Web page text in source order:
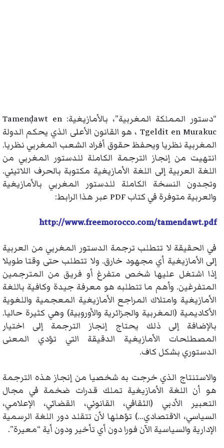
“دستور المملكة المغربية”، بالأمازيغية: Tamenḍawt en
Tgeldit en Murakuc ، هو القانون الأعلى الذي يحكم الدولة
المغربية نظريا ويحفظ حقوق أفراد الشعب المغربي نظريا.
انتهيت من إنجاز الترجمة الكاملة للدستور المغربي من
اللغة العربية إلى اللغة الأمازيغية مكتوبة بالحرف اللاتيني.
وتجدون النسخة الكاملة للدستور المغربي بالأمازيغية
والعربية متوفرة في كتاب PDF عبر هذا الرابط:
http://www.freemorocco.com/tamendawt.pdf
في الحقيقة لا تتطلب ترجمة الدستور المغربي من العربية
إلى الأمازيغية أي مجهود خارق. ولا تتطلب حتى وقتا طويلا
إذا اشتغل عليها شخص متفرغ أو فريق من المترجمين
المتفرغين. وأهم ما تتطلبه هو معرفة جيدة وكافية باللغة
الأمازيغية وامتلاك المراجع الأمازيغية المعجمية واللغوية
الأكاديمية (المغربية والجزائرية والأوروبية) وهي كثيرة حاليا.
بالإضافة إلى ذلك يحتاج إنجاز الترجمة إلى اختيار
المصطلحات الأمازيغية الدقيقة التي تؤدي المعنى
الدستوري بشكل كاف.
والاستنتاج الذي خرجت به شخصيا من إنجاز هذه الترجمة
هو أن اللغة الأمازيغية تملك قدرات ضخمة في مجال
التعبير الأدبي (الثقافي، القانوني، القضائي، الإعلامي،
السياسي، الاقتصادي…) تؤهلها لأن تتقلد دور اللغة الرسمية
الإدارية والسياسية الآن فورا دون أي تأخير ودون أية “معيرة”.